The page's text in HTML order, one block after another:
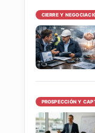
CIERRE Y
PROSPECCIÓN Y